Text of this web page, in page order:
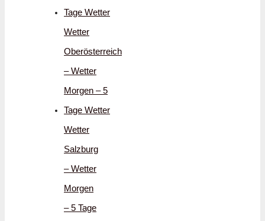
Tage Wetter
Wetter
Oberösterreich
– Wetter
Morgen – 5
Tage Wetter
Wetter
Salzburg
– Wetter
Morgen
– 5 Tage